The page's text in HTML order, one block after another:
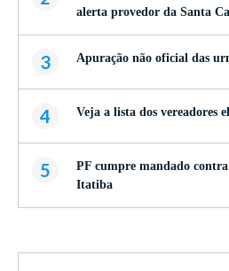
alerta provedor da Santa
3 Apuração não oficial das
4 Veja a lista dos vereadores
5
PF cumpre mandado
Itatiba